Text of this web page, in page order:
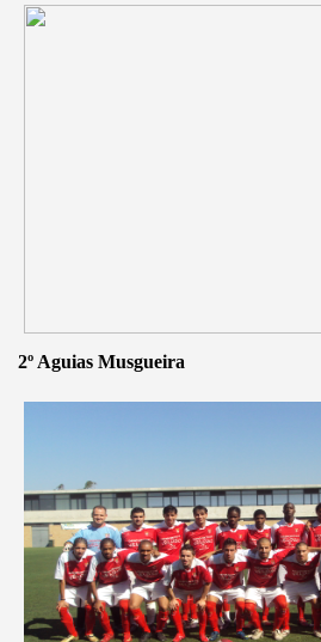
2º Aguias Musgueira